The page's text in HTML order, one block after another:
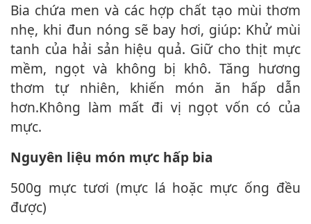
Bia chứa men và các hợp chất tạo mùi thơm
nhẹ, khi đun nóng sẽ bay hơi, giúp: Khử mùi
tanh của hải sản hiệu quả. Giữ cho thịt mực
mềm, ngọt và không bị khô. Tăng hương
thơm tự nhiên, khiến món ăn hấp dẫn
hơn.Không làm mất đi vị ngọt vốn có của
mực.
Nguyên liệu món mực hấp bia
500g mực tươi (mực lá hoặc mực ống đều
được)